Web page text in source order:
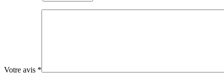
Votre avis *